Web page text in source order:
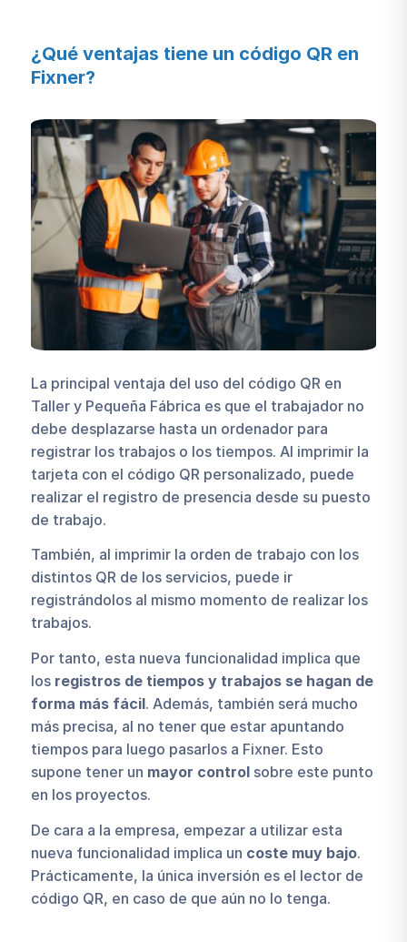
¿Qué ventajas tiene un código QR en
Fixner?
La principal ventaja del uso del código QR en
Taller y Pequeña Fábrica es que el trabajador no
debe desplazarse hasta un ordenador para
registrar los trabajos o los tiempos. Al imprimir la
tarjeta con el código QR personalizado, puede
realizar el registro de presencia desde su puesto
de trabajo.
También, al imprimir la orden de trabajo con los
distintos QR de los servicios, puede ir
registrándolos al mismo momento de realizar los
trabajos.
Por tanto, esta nueva funcionalidad implica que
losregistros de tiempos y trabajos se hagan de
forma más fácil. Además, también será mucho
más precisa, al no tener que estar apuntando
tiempos para luego pasarlos a Fixner. Esto
supone tener un mayor controlsobre este punto
en los proyectos.
De cara a la empresa, empezar a utilizar esta
nueva funcionalidad implica un coste muy bajo.
Prácticamente, la única inversión es el lector de
código QR, en caso de que aún no lo tenga.